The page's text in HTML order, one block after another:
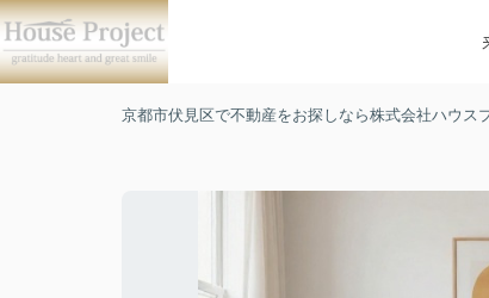
京都市伏見区で不動産をお探しなら株式会社ハウス